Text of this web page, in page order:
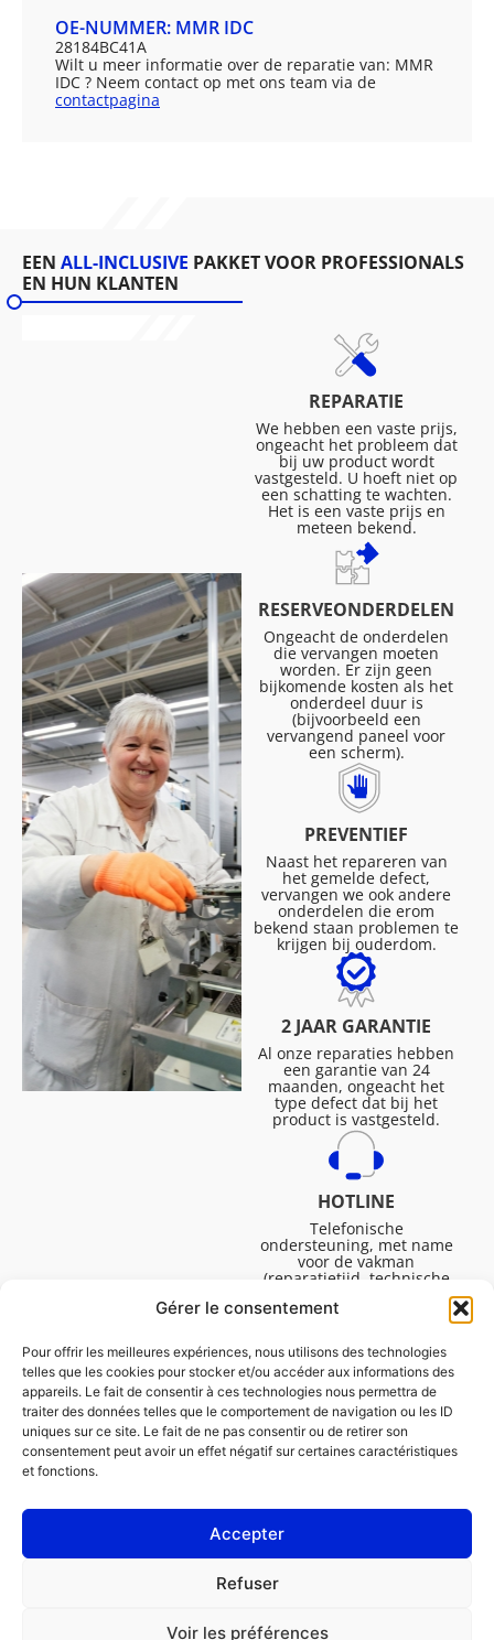
Gérer le consentement
Pour offrir les meilleures expériences, nous utilisons des technologies
telles que les cookies pour stocker et/ou accéder aux informations des
appareils. Le fait de consentir à ces technologies nous permettra de
traiter des données telles que le comportement de navigation ou les ID
uniques sur ce site. Le fait de ne pas consentir ou de retirer son
consentement peut avoir un effet négatif sur certaines caractéristiques
et fonctions.
Accepter
Refuser
Voir les préférences
OE-NUMMER: MMR IDC
28184BC41A
Wilt u meer informatie over de reparatie van: MMR
IDC ? Neem contact op met ons team via de
contactpagina
EEN ALL-INCLUSIVE PAKKET VOOR PROFESSIONALS
EN HUN KLANTEN
REPARATIE
We hebben een vaste prijs,
ongeacht het probleem dat
bij uw product wordt
vastgesteld. U hoeft niet op
een schatting te wachten.
Het is een vaste prijs en
meteen bekend.
RESERVEONDERDELEN
Ongeacht de onderdelen
die vervangen moeten
worden. Er zijn geen
bijkomende kosten als het
onderdeel duur is
(bijvoorbeeld een
vervangend paneel voor
een scherm).
PREVENTIEF
Naast het repareren van
het gemelde defect,
vervangen we ook andere
onderdelen die erom
bekend staan problemen te
krijgen bij ouderdom.
2 JAAR GARANTIE
Al onze reparaties hebben
een garantie van 24
maanden, ongeacht het
type defect dat bij het
product is vastgesteld.
HOTLINE
Telefonische
ondersteuning, met name
voor de vakman
(reparatietijd, technische
Maandag tot vrijdag van